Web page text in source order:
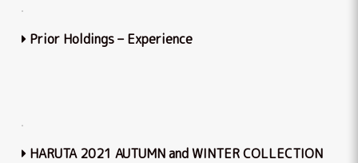
Prior Holdings – Experience
HARUTA 2021 AUTUMN and WINTER COLLECTION